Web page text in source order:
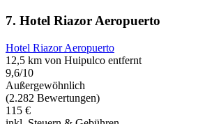
7. Hotel Riazor Aeropuerto
Hotel Riazor Aeropuerto
12,5 km von Huipulco entfernt
9,6/10
Außergewöhnlich
(2.282 Bewertungen)
115 €